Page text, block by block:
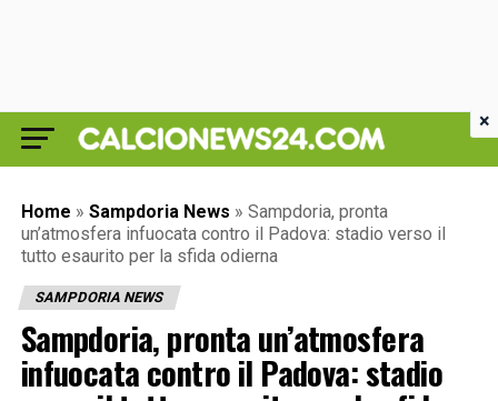
Home » Sampdoria News » Sampdoria, pronta
un’atmosfera infuocata contro il Padova: stadio verso il
tutto esaurito per la sfida odierna
SAMPDORIA NEWS
Sampdoria, pronta un’atmosfera
infuocata contro il Padova: stadio
×